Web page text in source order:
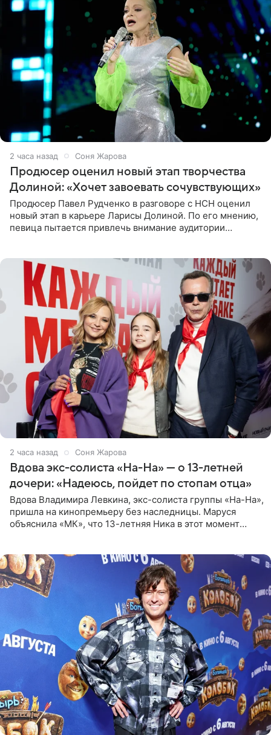
2 часа назад Соня Жарова
Продюсер оценил новый этап творчества
Долиной: «Хочет завоевать сочувствующих»
Продюсер Павел Рудченко в разговоре с НСН оценил
новый этап в карьере Ларисы Долиной. По его мнению,
певица пытается привлечь внимание аудитории
2 часа назад Соня Жарова
Вдова экс-солиста «На-На» — о 13-летней
дочери: «Надеюсь, пойдет по стопам отца»
Вдова Владимира Левкина, экс-солиста группы «На-На»,
пришла на кинопремьеру без наследницы. Маруся
объяснила «МК», что 13-летняя Ника в этот момент